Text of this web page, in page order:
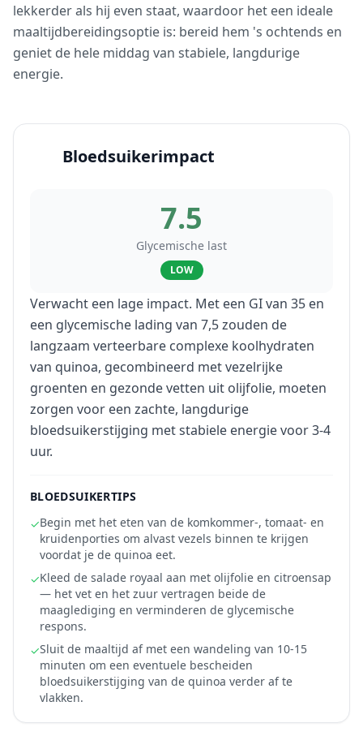
lekkerder als hij even staat, waardoor het een ideale
maaltijdbereidingsoptie is: bereid hem 's ochtends en
geniet de hele middag van stabiele, langdurige
energie.
Bloedsuikerimpact
7.5
Glycemische last
LOW
Verwacht een lage impact. Met een GI van 35 en
een glycemische lading van 7,5 zouden de
langzaam verteerbare complexe koolhydraten
van quinoa, gecombineerd met vezelrijke
groenten en gezonde vetten uit olijfolie, moeten
zorgen voor een zachte, langdurige
bloedsuikerstijging met stabiele energie voor 3-4
uur.
BLOEDSUIKERTIPS
✓Begin met het eten van de komkommer-, tomaat- en
kruidenporties om alvast vezels binnen te krijgen
voordat je de quinoa eet.
✓Kleed de salade royaal aan met olijfolie en citroensap
— het vet en het zuur vertragen beide de
maaglediging en verminderen de glycemische
respons.
✓Sluit de maaltijd af met een wandeling van 10-15
minuten om een eventuele bescheiden
bloedsuikerstijging van de quinoa verder af te
vlakken.